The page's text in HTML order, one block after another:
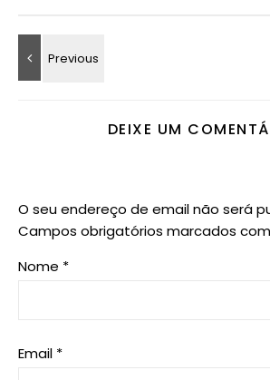
DEIXE UM
O seu endereço de email não será
Campos obrigatórios marcados com
Nome *
Email *